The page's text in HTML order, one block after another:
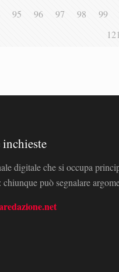
95 96 97 98 99
121
digitale che si occupa
può segnalare